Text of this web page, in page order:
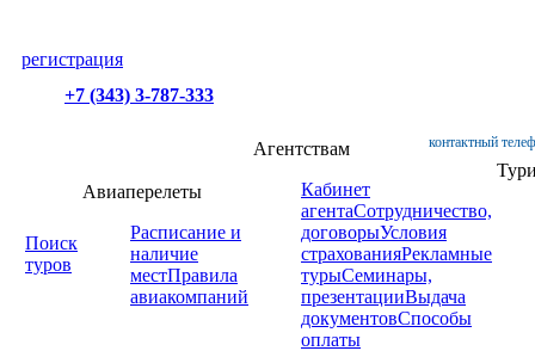
регистрация
+7 (343) 3-787-333
контактный
Поиск
туров
Авиаперелеты
Расписание и
наличие
местПравила
авиакомпаний
Агентствам
Кабинет
агентаСотрудничество,
договорыУсловия
страхованияРекламные
турыСеминары,
презентацииВыдача
документовСпособы
оплаты